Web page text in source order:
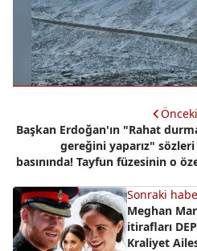
Başkan Erdoğan'ın "Rahat
gereğini yaparız"
basınında! Tayfun füzesinin o
Sonraki
Meghan
itirafları
Kraliyet